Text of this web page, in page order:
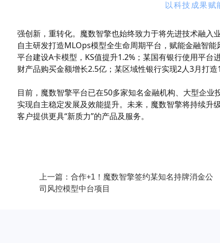
以科技成果赋
强创新，重转化。魔数智擎也始终致力于将先进技术融
自主研发打造MLOps模型全生命周期平台，赋能金融智
平台建设A卡模型，KS值提升1.2%；某国有银行使用平
财产品购买金额增长2.5亿；某区域性银行实现2人3月打
目前，魔数智擎平台已在50多家知名金融机构、大型企
实现自主稳定发展及效能提升。未来，魔数智擎将持续
客户提供更具“新质力”的产品及服务。
上一篇：合作+1！魔数智擎签约某知名持牌消金公
司风控模型中台项目